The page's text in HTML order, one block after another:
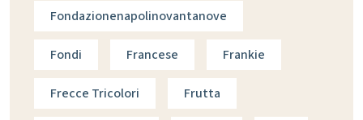
Fondazionenapolinovantanove
Fondi Francese Frankie
Frecce Tricolori Frutta